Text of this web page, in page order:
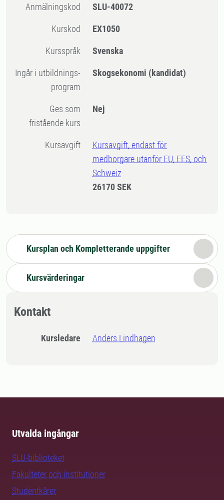
Anmälningskod SLU-40072
Kurskod EX1050
Kursspråk Svenska
Ingår i utbildnings-
program
Skogsekonomi (kandidat)
Ges som
fristående kurs
Nej
Kursavgift
Kursavgift, endast för
medborgare utanför EU, EES, och
Schweiz
26170 SEK
Kursplan och Kompletterande uppgifter
Kursvärderingar
Kontakt
Kursledare Anders Lindhagen
Utvalda ingångar
SLU-biblioteket
Fakulteter och institutioner
Studentkårer